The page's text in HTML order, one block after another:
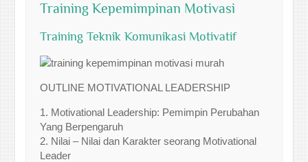
Training Kepemimpinan Motivasi
Training Teknik Komunikasi Motivatif
OUTLINE MOTIVATIONAL LEADERSHIP
1. Motivational Leadership: Pemimpin Perubahan
Yang Berpengaruh
2. Nilai – Nilai dan Karakter seorang Motivational
Leader